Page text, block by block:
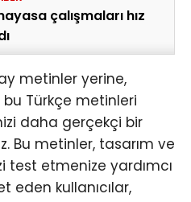
çalışmaları hız
metinler yerine,
Türkçe metinleri
daha gerçekçi bir
Bu metinler, tasarım ve
test etmenize yardımcı
eden kullanıcılar,